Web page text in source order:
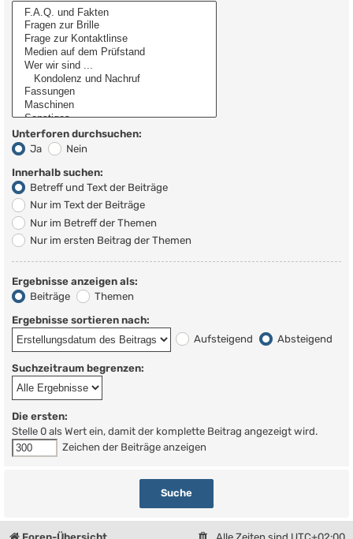
Unterforen durchsuchen:
Ja
Nein
Innerhalb suchen:
Betreff und Text der Beiträge
Nur im Text der Beiträge
Nur im Betreff der Themen
Nur im ersten Beitrag der Themen
Ergebnisse anzeigen als:
Beiträge
Themen
Ergebnisse sortieren nach:
Aufsteigend
Absteigend
Suchzeitraum begrenzen:
Die ersten:
Stelle 0 als Wert ein, damit der komplette Beitrag angezeigt wird.
Zeichen der Beiträge anzeigen